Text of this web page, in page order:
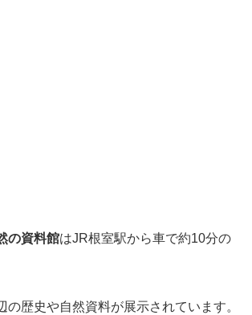
の資料館はJR根室駅から車で約10分の
の歴史や自然資料が展示されています。